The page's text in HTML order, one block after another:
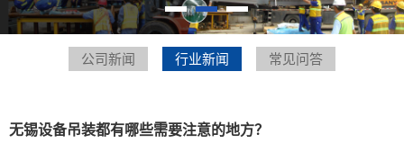
1 2 3
公司新闻 行业新闻 常见问答
无锡设备吊装都有哪些需要注意的地方？